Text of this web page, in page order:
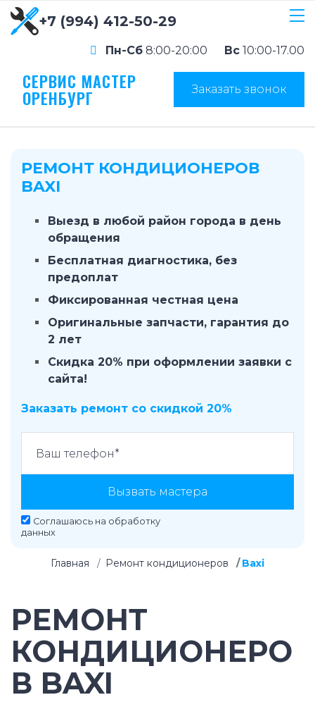
+7 (994) 412-50-29
Пн-Сб 8:00-20:00 Вс 10:00-17.00
СЕРВИС МАСТЕР
ОРЕНБУРГ Заказать звонок
РЕМОНТ КОНДИЦИОНЕРОВ
BAXI
Выезд в любой район города в день
обращения
Бесплатная диагностика, без
предоплат
Фиксированная честная цена
Оригинальные запчасти, гарантия до
2 лет
Скидка 20% при оформлении заявки с
сайта!
Заказать ремонт со скидкой 20%
Вызвать мастера
Соглашаюсь на обработку
данных
Главная Ремонт кондиционеров Baxi
РЕМОНТ
КОНДИЦИОНЕРО
В BAXI